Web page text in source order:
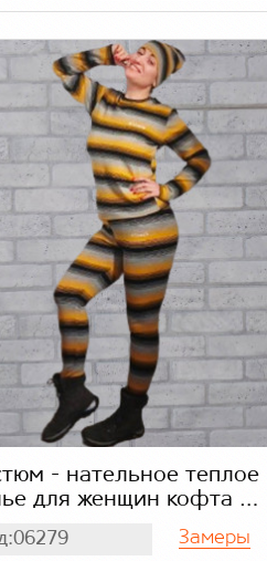
- нательное теплое
для женщин кофта с
рукавом и штаны
колумбия (вязка) в
Замеры